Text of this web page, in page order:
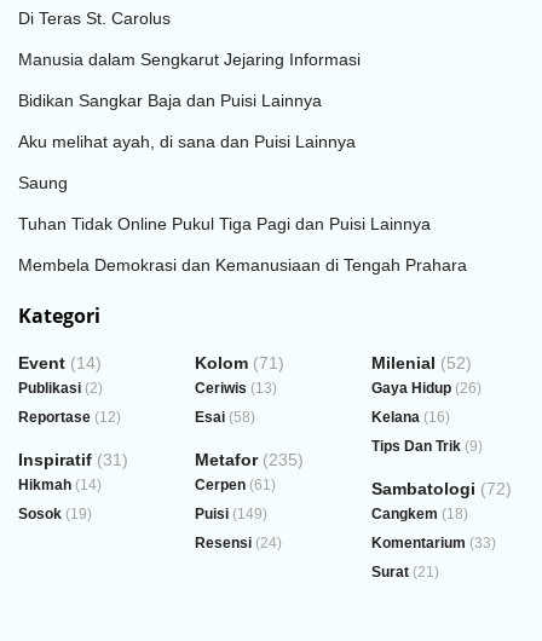
Di Teras St. Carolus
Manusia dalam Sengkarut Jejaring Informasi
Bidikan Sangkar Baja dan Puisi Lainnya
Aku melihat ayah, di sana dan Puisi Lainnya
Saung
Tuhan Tidak Online Pukul Tiga Pagi dan Puisi Lainnya
Membela Demokrasi dan Kemanusiaan di Tengah Prahara
Kategori
Event (14)
Publikasi (2)
Reportase (12)
Inspiratif (31)
Hikmah (14)
Sosok (19)
Kolom (71)
Ceriwis (13)
Esai (58)
Metafor(235)
Cerpen (61)
Puisi (149)
Resensi (24)
Milenial (52)
Gaya Hidup (26)
Kelana (16)
Tips Dan Trik (9)
Sambatologi (72)
Cangkem (18)
Komentarium (33)
Surat (21)